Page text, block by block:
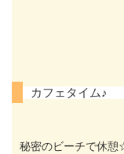
カフェタイム♪
秘密のビーチで休憩